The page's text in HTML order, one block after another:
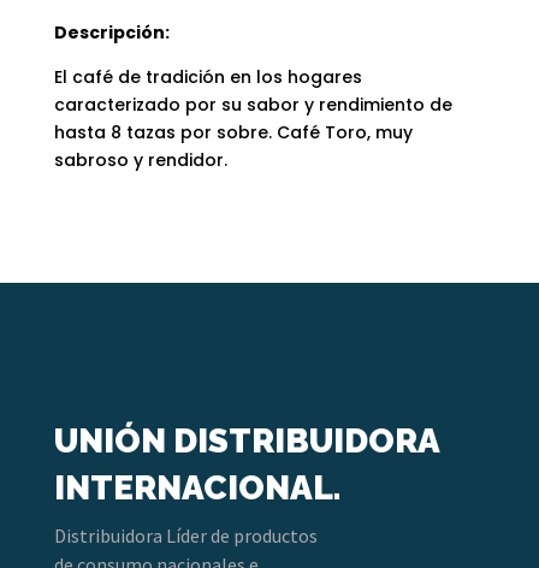
Descripción:
El café de tradición en los hogares
caracterizado por su sabor y rendimiento de
hasta 8 tazas por sobre. Café Toro, muy
sabroso y rendidor.
UNIÓN DISTRIBUIDORA
INTERNACIONAL.
Distribuidora Líder de productos